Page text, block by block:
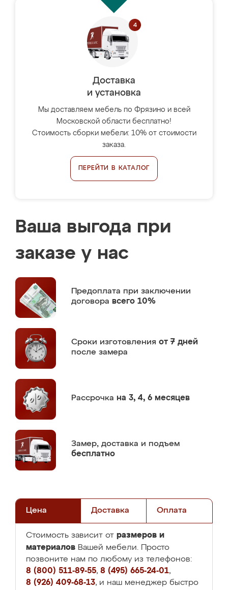
Доставка
и установка
Мы доставляем мебель по Фрязино и всей
Московской области бесплатно!
Стоимость сборки мебели: 10% от стоимости
заказа.
ПЕРЕЙТИ В КАТАЛОГ
Ваша выгода при
заказе у нас
Предоплата при заключении
договора всего 10%
Сроки изготовления от 7 дней
после замера
Рассрочка на 3, 4, 6 месяцев
Замер, доставка и подъем
бесплатно
Цена Доставка Оплата
Стоимость зависит от размеров и
материалов Вашей мебели. Просто
позвоните нам по любому из телефонов:
8 (800) 511-89-55, 8 (495) 665-24-01,
8 (926) 409-68-13, и наш менеджер быстро